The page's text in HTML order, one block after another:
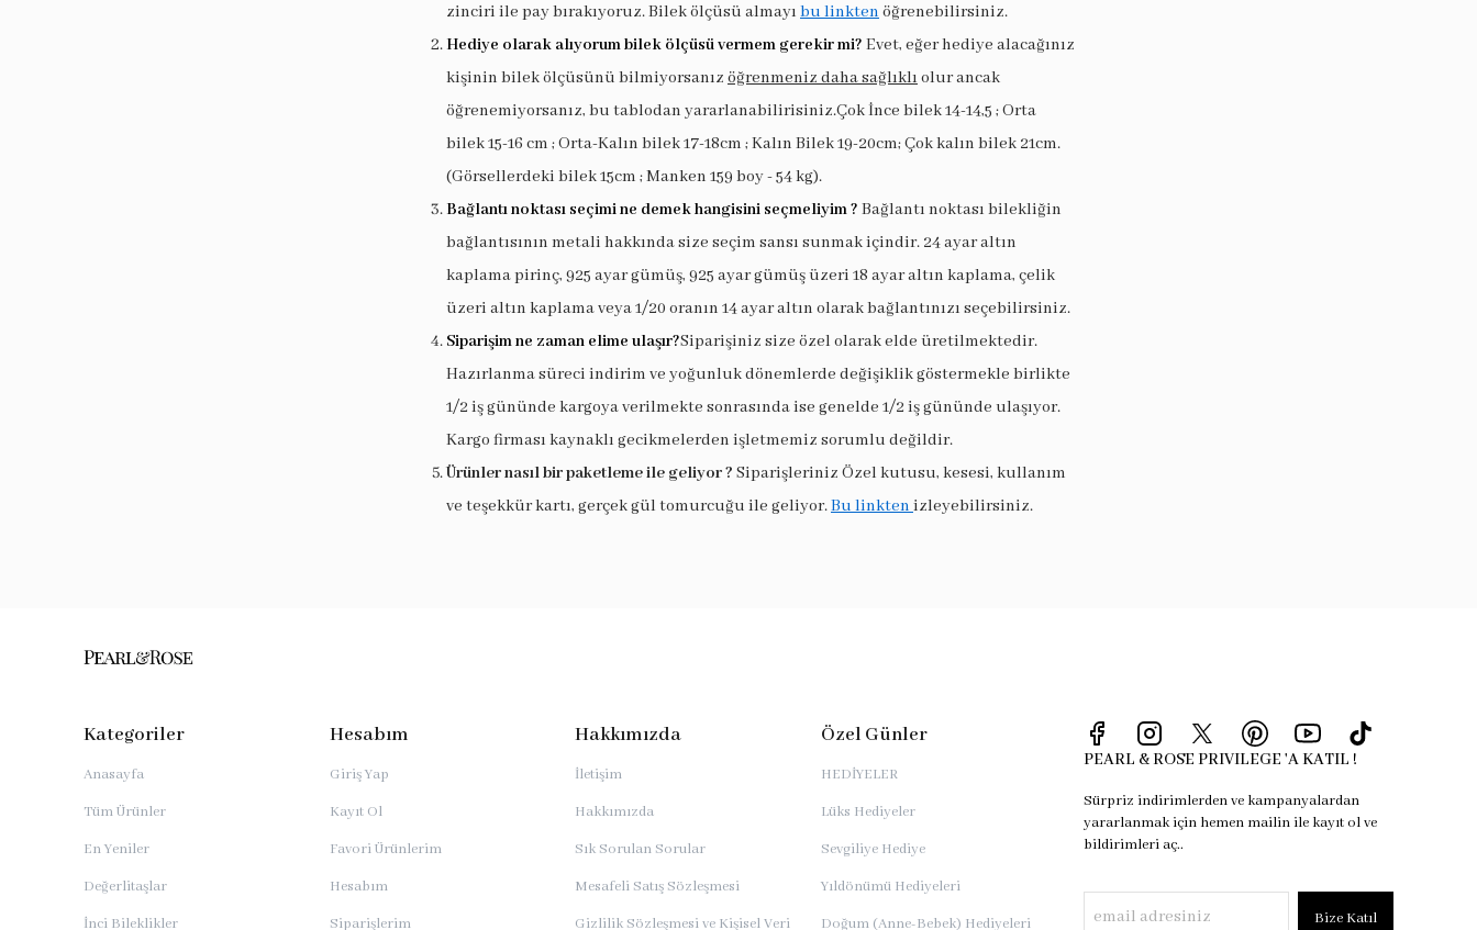
zinciri ile pay bırakıyoruz. Bilek ölçüsü almayı bu linkten öğrenebilirsiniz.
Hediye olarak alıyorum bilek ölçüsü vermem gerekir mi? Evet, eğer hediye alacağınız
kişinin bilek ölçüsünü bilmiyorsanız öğrenmeniz daha sağlıklı olur ancak
öğrenemiyorsanız, bu tablodan yararlanabilirisiniz.Çok İnce bilek 14-14,5 ; Orta
bilek 15-16 cm ; Orta-Kalın bilek 17-18cm ; Kalın Bilek 19-20cm; Çok kalın bilek 21cm.
(Görsellerdeki bilek 15cm ; Manken 159 boy - 54 kg).
Bağlantı noktası seçimi ne demek hangisini seçmeliyim ? Bağlantı noktası bilekliğin
bağlantısının metali hakkında size seçim sansı sunmak içindir. 24 ayar altın
kaplama pirinç, 925 ayar gümüş, 925 ayar gümüş üzeri 18 ayar altın kaplama, çelik
üzeri altın kaplama veya 1/20 oranın 14 ayar altın olarak bağlantınızı seçebilirsiniz.
Siparişim ne zaman elime ulaşır?Siparişiniz size özel olarak elde üretilmektedir.
Hazırlanma süreci indirim ve yoğunluk dönemlerde değişiklik göstermekle birlikte
1/2 iş gününde kargoya verilmekte sonrasında ise genelde 1/2 iş gününde ulaşıyor.
Kargo firması kaynaklı gecikmelerden işletmemiz sorumlu değildir.
Ürünler nasıl bir paketleme ile geliyor ? Siparişleriniz Özel kutusu, kesesi, kullanım
ve teşekkür kartı, gerçek gül tomurcuğu ile geliyor.Bu linkten izleyebilirsiniz.
Kategoriler
Anasayfa
Tüm Ürünler
En Yeniler
Değerlitaşlar
İnci Bileklikler
Hesabım
Giriş Yap
Kayıt Ol
Favori Ürünlerim
Hesabım
Siparişlerim
Hakkımızda
İletişim
Hakkımızda
Sık Sorulan Sorular
Mesafeli Satış Sözleşmesi
Gizlilik Sözleşmesi ve Kişisel Veri
Özel Günler
HEDİYELER
Lüks Hediyeler
Sevgiliye Hediye
Yıldönümü Hediyeleri
Doğum (Anne-Bebek) Hediyeleri
PEARL & ROSE PRIVILEGE 'A KATIL !
Sürpriz indirimlerden ve kampanyalardan
yararlanmak için hemen mailin ile kayıt ol ve
bildirimleri aç..
Bize Katıl